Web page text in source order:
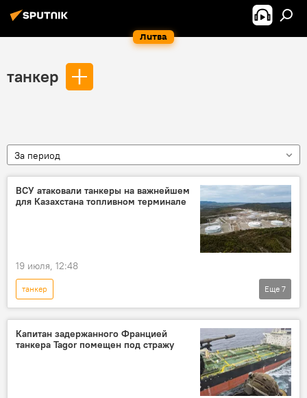
Литва
танкер
За период
ВСУ атаковали танкеры на важнейшем
для Казахстана топливном терминале
19 июля, 12:48
танкер
Спецоперация России по защите Донбасса
Россия
ВСУ
Украина
нефть
Черное море
В мире
Еще 7
Капитан задержанного Францией
танкера Tagor помещен под стражу